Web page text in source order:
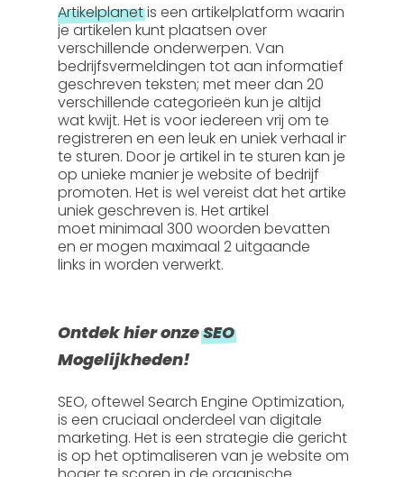
Artikelplanetis een artikelplatform waarin
je artikelen kunt plaatsen over
verschillende onderwerpen. Van
bedrijfsvermeldingen tot aan informatief
geschreven teksten; met meer dan 20
verschillende categorieën kun je altijd
wat kwijt. Het is voor iedereen vrij om te
registreren en een leuk en uniek verhaal in
te sturen. Door je artikel in te sturen kan je
op unieke manier je website of bedrijf
promoten. Het is wel vereist dat het artikel
uniek geschreven is. Het artikel
moetminimaal 300 woorden bevatten
en er mogenmaximaal 2 uitgaande
links in worden verwerkt.
Ontdek hier onzeSEO
Mogelijkheden!
SEO, oftewel Search Engine Optimization,
is een cruciaal onderdeel van digitale
marketing. Het is een strategie die gericht
is op het optimaliseren van je website om